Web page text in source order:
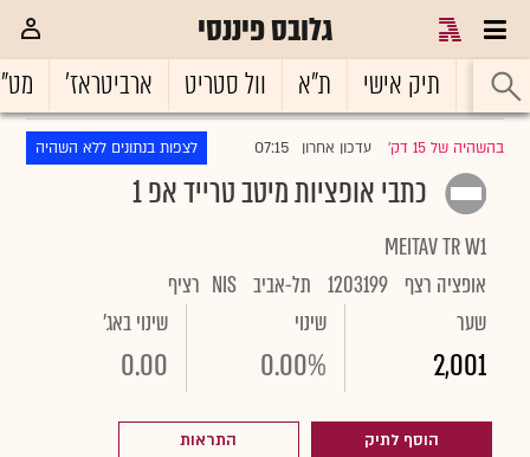
גלובס פיננסי
ראשי תיק אישי ת"א וול סטריט ארביטראז'
בהשהיה של 15 דק' |עדכון אחרון 07:15 לצפות בנתונים ללא השהיה
כתבי אופציות מיטב טרייד אפ 1
MEITAV TR W1
אופציה רצף 1203199 תל-אביב NIS רציף
שער
2,001
שינוי
0.00%
שינוי באג'
0.00
הוסף לתיק התראות